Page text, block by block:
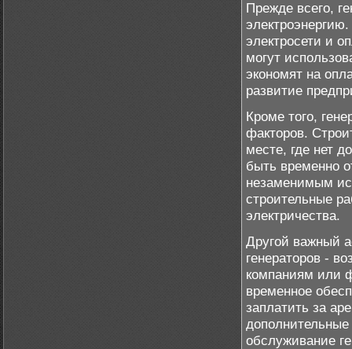
Прежде всего,
электросети и
могут
экономят на
развитие
Кроме того,
факторов.
месте, где нет
быть временно
незаменимым
строительные
электричества.
Другой важный
генераторов -
компаниям или
временное
заплатить за
обслуживание